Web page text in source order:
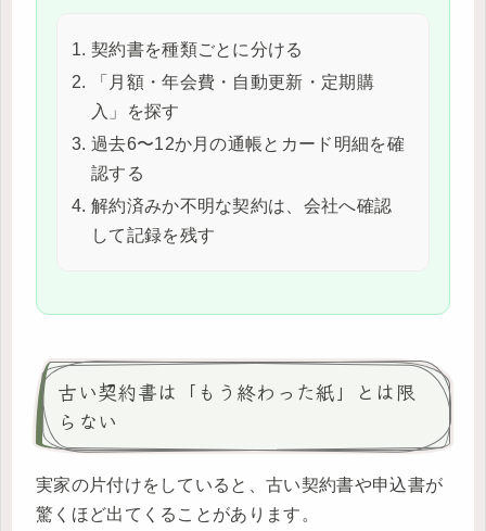
契約書を種類ごとに分ける
「月額・年会費・自動更新・定期購
入」を探す
過去6〜12か月の通帳とカード明細を確
認する
解約済みか不明な契約は、会社へ確認
して記録を残す
古い契約書は「もう終わった紙」とは限
らない
実家の片付けをしていると、古い契約書や申込書が
驚くほど出てくることがあります。